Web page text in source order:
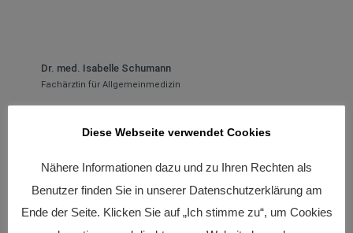
Dr. med. Isabelle Schumann
Fachärztin für Allgemeinmedizin
Jeanine von Holleben
Diese Webseite verwendet Cookies
Nähere Informationen dazu und zu Ihren Rechten als
Benutzer finden Sie in unserer Datenschutzerklärung am
Ende der Seite. Klicken Sie auf „Ich stimme zu“, um Cookies